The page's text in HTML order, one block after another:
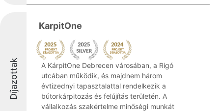
Díjazottak
KarpitOne
A KárpitOne Debrecen városában, a Rigó
utcában működik, és majdnem három
évtizednyi tapasztalattal rendelkezik a
bútorkárpitozás és felújítás területén. A
vállalkozás szakértelme minőségi munkát